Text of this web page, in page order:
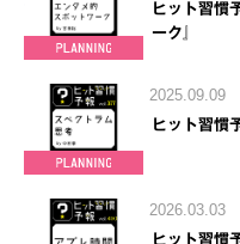
ヒット習
ーク』
2025.09.09
ヒット習慣
2026.03.03
ヒット習慣